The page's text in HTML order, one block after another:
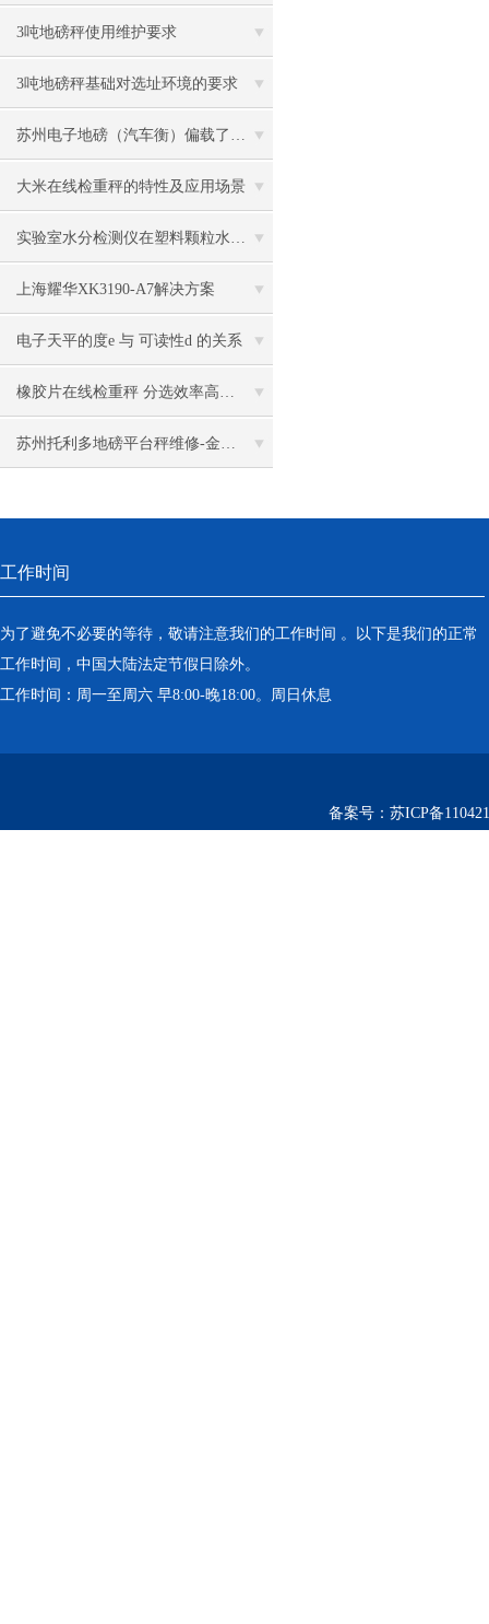
3吨地磅秤使用维护要求
3吨地磅秤基础对选址环境的要求
苏州电子地磅（汽车衡）偏载了怎么办？
大米在线检重秤的特性及应用场景
实验室水分检测仪在塑料颗粒水分含量测定中的应用案例
上海耀华XK3190-A7解决方案
电子天平的度e 与 可读性d 的关系
橡胶片在线检重秤 分选效率高，成本低，检测精度高
苏州托利多地磅平台秤维修-金钻称重
工作时间
为了避免不必要的等待，敬请注意我们的工作时间 。以下是我们的正常
工作时间，中国大陆法定节假日除外。
工作时间：周一至周六 早8:00-晚18:00。周日休息
备案号： 苏ICP备